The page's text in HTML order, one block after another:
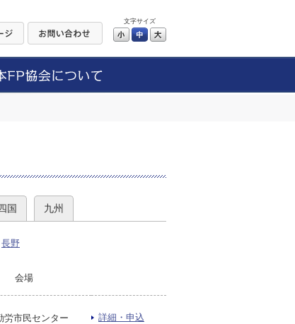
文字サイズ
小 中
国 九州
長野
会場
労市民センター 詳細・申込